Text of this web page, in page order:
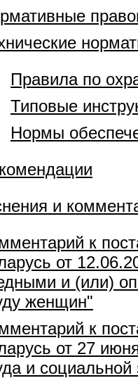
Правила по
Типовые
Нормы
и
к
от
и (или)
женщин"
к
от 27
и